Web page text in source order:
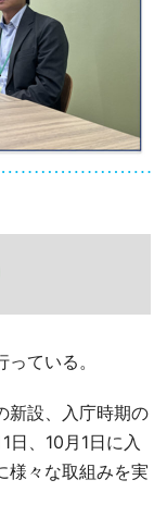
ている。
新設、入庁時期の
日、10月1日に入
様々な取組みを実